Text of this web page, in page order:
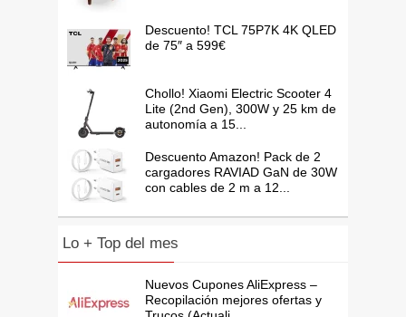
Descuento! TCL 75P7K 4K QLED
de 75″ a 599€
Chollo! Xiaomi Electric Scooter 4
Lite (2nd Gen), 300W y 25 km de
autonomía a 15...
Descuento Amazon! Pack de 2
cargadores RAVIAD GaN de 30W
con cables de 2 m a 12...
Lo + Top del mes
Nuevos Cupones AliExpress –
Recopilación mejores ofertas y